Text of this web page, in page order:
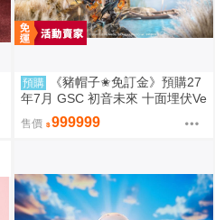
預購
《豬帽子✬免訂金》預購27
年7月 GSC 初音未來 十面埋伏Ve
r 1/7 再販 0906
售價 999999